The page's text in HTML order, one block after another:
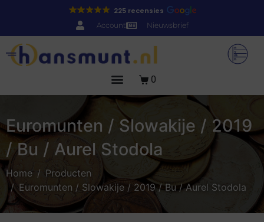
225 recensies
Account Nieuwsbrief
0
Euromunten / Slowakije / 2019
/ Bu / Aurel Stodola
Home
Producten
Euromunten / Slowakije / 2019 / Bu / Aurel Stodola